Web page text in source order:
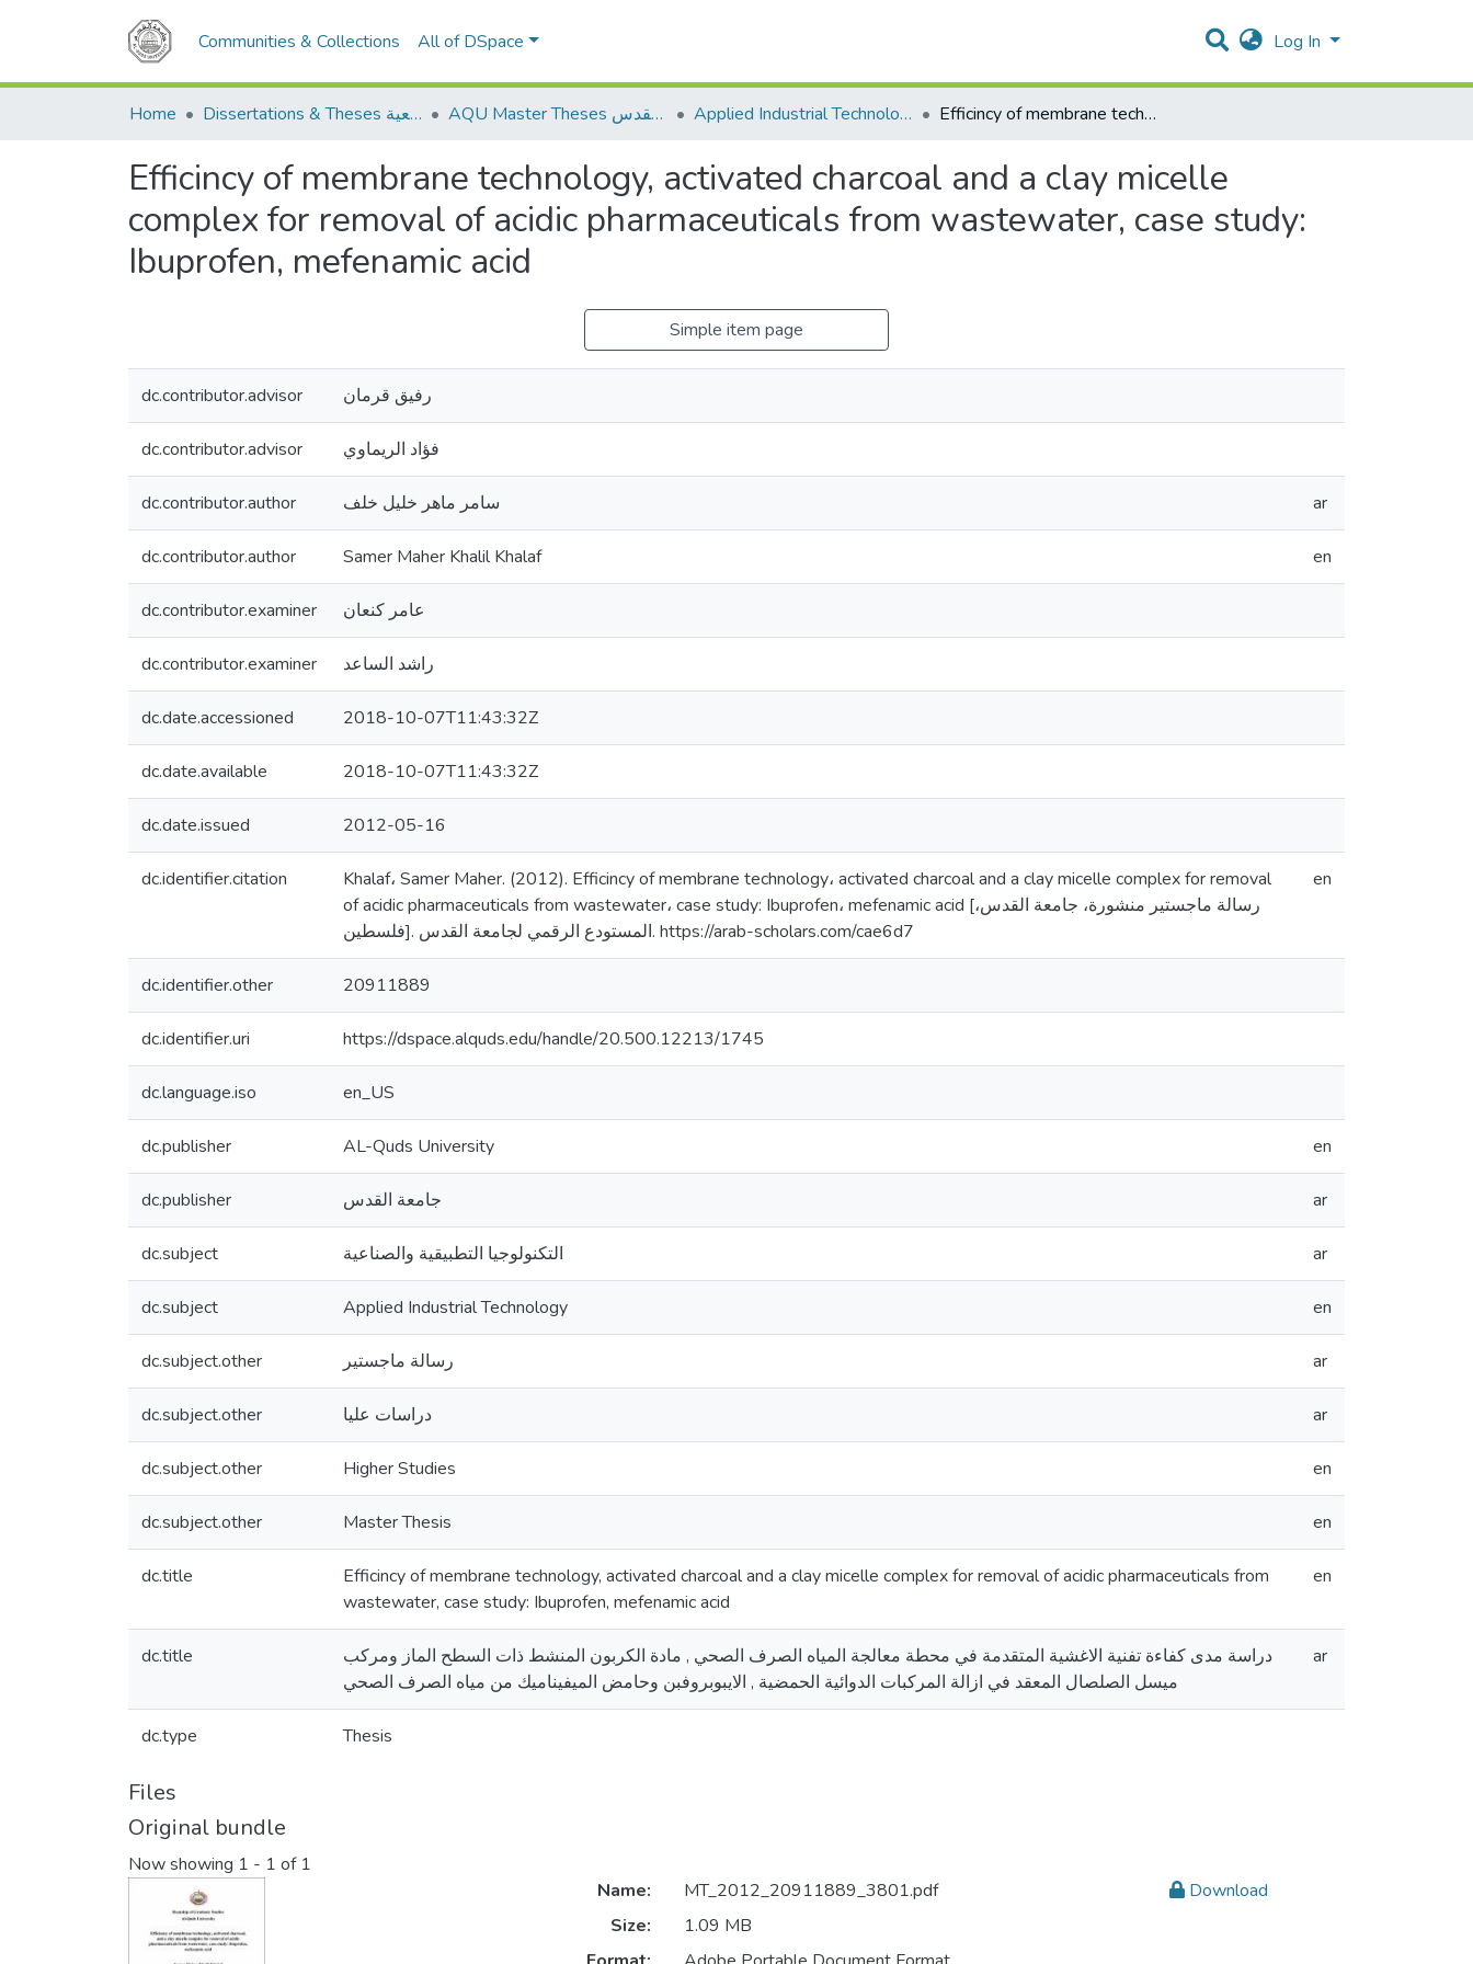
Communities & Collections All of DSpace Log In
Home Dissertations & Theses الرسائل الجامعية AQU Master Theses الرسائل الجامعية الخاصة بجامعة القدس Applied Industrial Technology التكنولوجيا التطبيقية والصناعية Efficincy of membrane technology, activated charcoal and a clay micelle complex for removal of acidic pharmaceuticals from wastewater, case study: Ibuprofen, mefenamic acid
Efficincy of membrane technology, activated charcoal and a clay micelle
complex for removal of acidic pharmaceuticals from wastewater, case study:
Ibuprofen, mefenamic acid
Simple item page
dc.contributor.advisor رفيق قرمان
dc.contributor.advisor فؤاد الريماوي
dc.contributor.author سامر ماهر خليل خلف ar
dc.contributor.author Samer Maher Khalil Khalaf en
dc.contributor.examiner عامر كنعان
dc.contributor.examiner راشد الساعد
dc.date.accessioned 2018-10-07T11:43:32Z
dc.date.available 2018-10-07T11:43:32Z
dc.date.issued 2012-05-16
dc.identifier.citation
Khalaf، Samer Maher. (2012). Efficincy of membrane technology، activated charcoal and a clay micelle complex for removal
of acidic pharmaceuticals from wastewater، case study: Ibuprofen، mefenamic acid [رسالة ماجستير منشورة، جامعة القدس،
فلسطين]. المستودع الرقمي لجامعة القدس. https://arab-scholars.com/cae6d7
en
dc.identifier.other 20911889
dc.identifier.uri https://dspace.alquds.edu/handle/20.500.12213/1745
dc.language.iso en_US
dc.publisher AL-Quds University en
dc.publisher جامعة القدس ar
dc.subject التكنولوجيا التطبيقية والصناعية ar
dc.subject Applied Industrial Technology en
dc.subject.other رسالة ماجستير ar
dc.subject.other دراسات عليا ar
dc.subject.other Higher Studies en
dc.subject.other Master Thesis en
dc.title
Efficincy of membrane technology, activated charcoal and a clay micelle complex for removal of acidic pharmaceuticals from
wastewater, case study: Ibuprofen, mefenamic acid
en
dc.title
دراسة مدى كفاءة تفنية الاغشية المتقدمة في محطة معالجة المياه الصرف الصحي , مادة الكربون المنشط ذات السطح الماز ومركب
ميسل الصلصال المعقد في ازالة المركبات الدوائية الحمضية , الايبوبروفبن وحامض الميفيناميك من مياه الصرف الصحي
ar
dc.type Thesis
Files
Original bundle
Now showing 1 - 1 of 1
Name:
MT_2012_20911889_3801.pdf
Size:
1.09 MB
Download